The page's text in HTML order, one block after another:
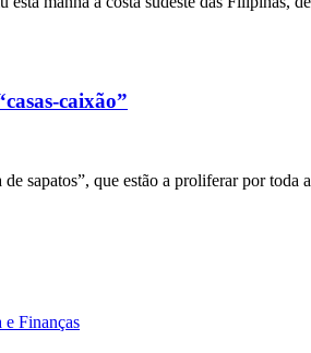
caixão”
sapatos”, que estão a proliferar por
e Finanças